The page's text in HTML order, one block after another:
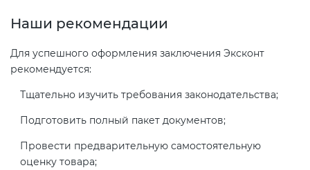
Наши рекомендации
Для успешного оформления заключения Эксконт
рекомендуется:
Тщательно изучить требования законодательства;
Подготовить полный пакет документов;
Провести предварительную самостоятельную
оценку товара;